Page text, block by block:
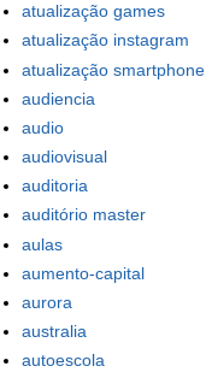
atualização games
atualização instagram
atualização smartphone
audiencia
audio
audiovisual
auditoria
auditório master
aulas
aumento-capital
aurora
australia
autoescola